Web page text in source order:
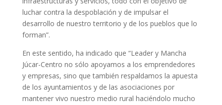
luchar contra la despoblación y de impulsar el
desarrollo de nuestro territorio y de los pueblos que lo
forman”.
En este sentido, ha indicado que “Leader y Mancha
Júcar-Centro no sólo apoyamos a los emprendedores
y empresas, sino que también respaldamos la apuesta
de los ayuntamientos y de las asociaciones por
mantener vivo nuestro medio rural haciéndolo mucho